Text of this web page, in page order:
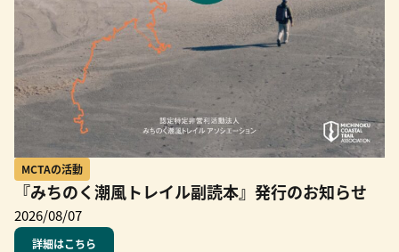
MCTAの活動
『みちのく潮風トレイル副読本』発行のお知らせ
2026/08/07
詳細はこちら